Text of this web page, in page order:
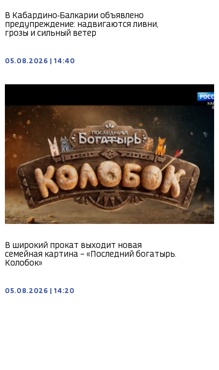
В Кабардино‑Балкарии объявлено
предупреждение: надвигаются ливни,
грозы и сильный ветер
05.08.2026 14:40
В широкий прокат выходит новая
семейная картина – «Последний богатырь.
Колобок»
05.08.2026 14:20